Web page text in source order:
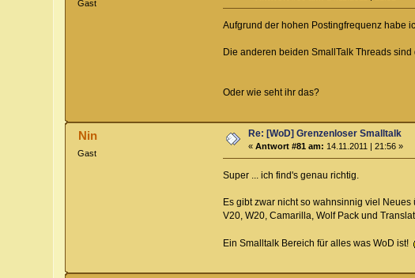
Gast
Aufgrund der hohen Postingfrequenz habe
Die anderen beiden SmallTalk Threads
Oder wie seht ihr das?
Nin
Gast
Re: [WoD] Grenzenloser Smalltalk
«Antwort #81 am: 14.11.2011 | 21:56 »
Super ... ich find's genau richtig.
Es gibt zwar nicht so wahnsinnig viel
V20, W20, Camarilla, Wolf Pack und
Ein Smalltalk Bereich für alles was WoD ist!